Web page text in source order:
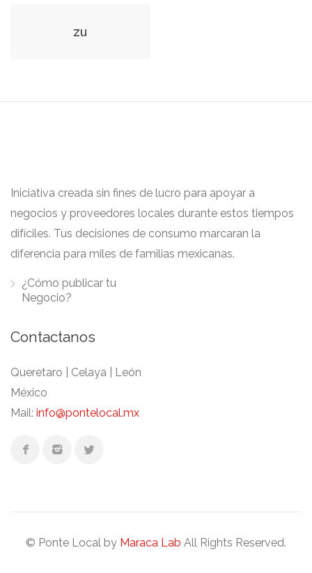
zu
Iniciativa creada sin fines de lucro para apoyar a
negocios y proveedores locales durante estos tiempos
difíciles. Tus decisiones de consumo marcaran la
diferencia para miles de familias mexicanas.
¿Cómo publicar tu
Negocio?
Contactanos
Queretaro | Celaya | León
México
Mail: info@pontelocal.mx
© Ponte Local by Maraca Lab All Rights Reserved.